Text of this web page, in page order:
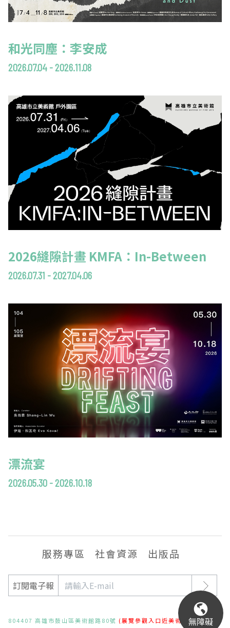
和光同塵：李安成
2026.07.04 - 2026.11.08
2026縫隙計畫 KMFA：In-Between
2026.07.31 - 2027.04.06
漂流宴
2026.05.30 - 2026.10.18
服務專區 社會資源 出版品
訂閱電子報
804407 高雄市鼓山區美術館路80號 (展覽參觀入口近美術東二路)
無障礙